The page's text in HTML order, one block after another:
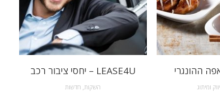
LEASE4U – יחסי ציבור רכב
השקות, חדשות
ההונגרי
ומיתוג